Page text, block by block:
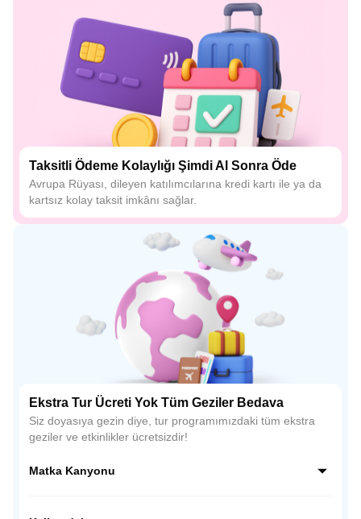
Taksitli Ödeme Kolaylığı Şimdi Al Sonra Öde
Avrupa Rüyası, dileyen katılımcılarına kredi kartı ile ya da
kartsız kolay taksit imkânı sağlar.
Ekstra Tur Ücreti Yok Tüm Geziler Bedava
Siz doyasıya gezin diye, tur programımızdaki tüm ekstra
geziler ve etkinlikler ücretsizdir!
Matka Kanyonu